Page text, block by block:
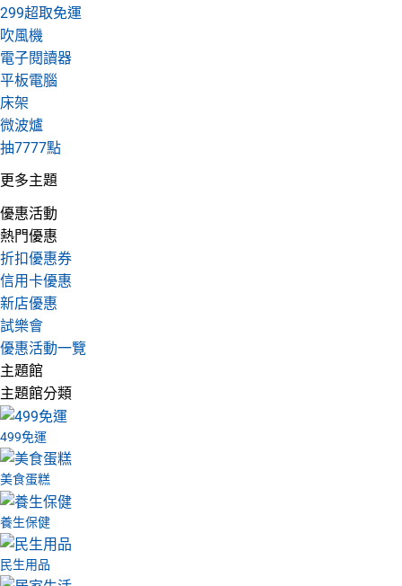
299超取免運
吹風機
電子閱讀器
平板電腦
床架
微波爐
抽7777點
更多主題
優惠活動
熱門優惠
折扣優惠券
信用卡優惠
新店優惠
試樂會
優惠活動一覽
主題館
主題館分類
499免運
美食蛋糕
養生保健
民生用品